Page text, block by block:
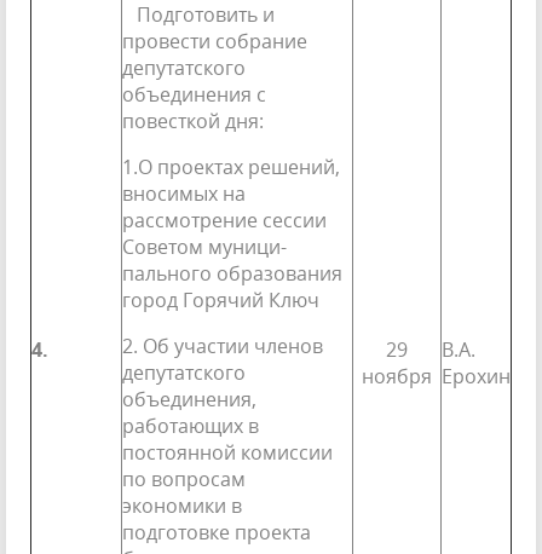
4.
Подготовить и
провести собрание
депутатского
объединения с
повесткой дня:
1.О проектах решений,
вносимых на
рассмотрение сессии
Советом муници­
пального образования
город Горячий Ключ
2. Об участии членов
депутатского
объединения,
работающих в
постоянной комиссии
по вопросам
экономики в
подготовке проекта
29
ноября
В.А.
Ерохин